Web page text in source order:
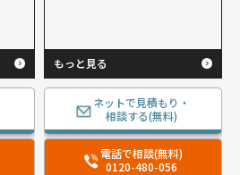
もっと見る
ネットで見積もり・
相談する(無料)
電話で相談(無料)
0120-480-056